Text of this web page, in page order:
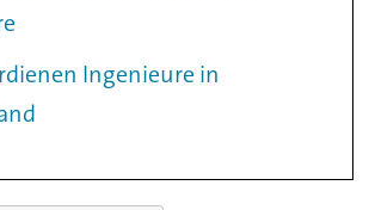
Ingenieure in